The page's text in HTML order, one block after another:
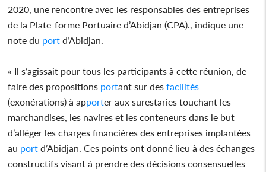
2020, une rencontre avec les responsables des entreprises
de la Plate-forme Portuaire d’Abidjan (CPA)., indique une
note du port d’Abidjan.
« Il s’agissait pour tous les participants à cette réunion, de
faire des propositions portant sur desfacilités
(exonérations) à apporter aux surestaries touchant les
marchandises, les navires et les conteneurs dans le but
d’alléger les charges financières des entreprises implantées
au port d’Abidjan. Ces points ont donné lieu à des échanges
constructifs visant à prendre des décisions consensuelles